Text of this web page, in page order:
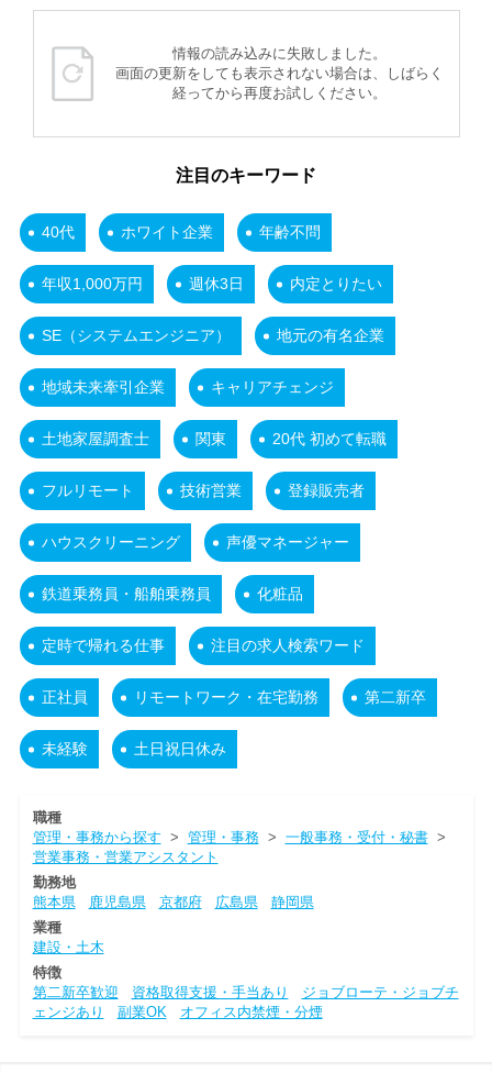
情報の読み込みに失敗しました。
画面の更新をしても表示されない場合は、しばらく
経ってから再度お試しください。
注目のキーワード
40代 ホワイト企業 年齢不問
年収1,000万円 週休3日 内定とりたい
SE（システムエンジニア） 地元の有名企業
地域未来牽引企業 キャリアチェンジ
土地家屋調査士 関東 20代 初めて転職
フルリモート 技術営業 登録販売者
ハウスクリーニング 声優マネージャー
鉄道乗務員・船舶乗務員 化粧品
定時で帰れる仕事 注目の求人検索ワード
正社員 リモートワーク・在宅勤務 第二新卒
未経験 土日祝日休み
職種
管理・事務から探す > 管理・事務> 一般事務・受付・秘書>
営業事務・営業アシスタント
勤務地
熊本県
鹿児島県 京都府 広島県
静岡県
業種
建設・土木
特徴
第二新卒歓迎
資格取得支援・手当あり
ジョブローテ・ジョブチ
ェンジあり
副業OK オフィス内禁煙・分煙